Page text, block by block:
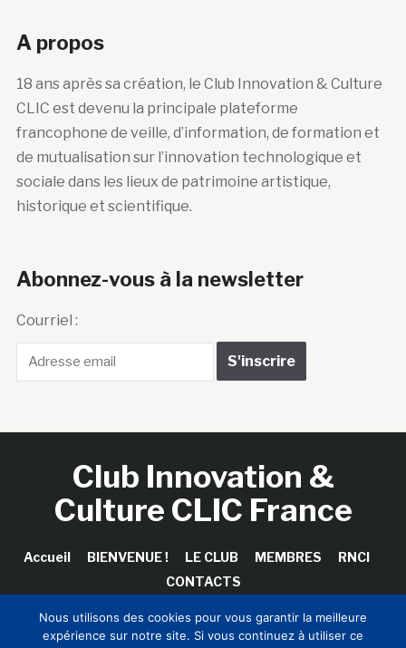
A propos
18 ans après sa création, le Club Innovation & Culture
CLIC est devenu la principale plateforme
francophone de veille, d’information, de formation et
de mutualisation sur l’innovation technologique et
sociale dans les lieux de patrimoine artistique,
historique et scientifique.
Abonnez-vous à la newsletter
Courriel :
Club Innovation &
Culture CLIC France
Accueil BIENVENUE ! LE CLUB MEMBRES
RNCI
CONTACTS
Nous utilisons des cookies pour vous garantir la meilleure
expérience sur notre site. Si vous continuez à utiliser ce